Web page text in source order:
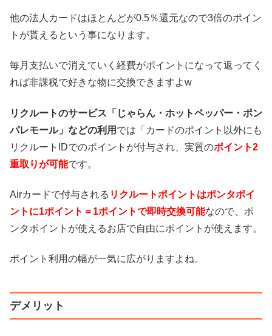
他の法人カードはほとんどが0.5％還元なので3倍のポイン
トが貰えるという事になります。
毎月支払いで消えていく経費がポイントになって返ってく
れば非課税で好きな物に交換できますよw
リクルートのサービス「じゃらん・ホットペッパー・ポン
パレモール」などの利用 では「カードのポイント以外にも
リクルートIDでのポイントが付与され、実質のポイント2
重取りが可能です。
Airカードで付与される リクルートポイントはポンタポイ
ントに1ポイント＝1ポイントで即時交換可能なので、ポ
ンタポイントが使えるお店で自由にポイントが使えます。
ポイント利用の幅が一気に広がりますよね。
デメリット